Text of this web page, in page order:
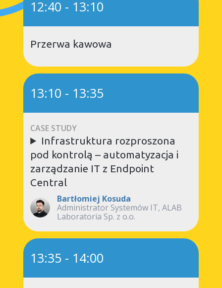
12:40 - 13:10
Przerwa kawowa
13:10 - 13:35
CASE STUDY
Infrastruktura rozproszona
pod kontrolą – automatyzacja i
zarządzanie IT z Endpoint
Central
Bartłomiej Kosuda
Administrator Systemów IT, ALAB
Laboratoria Sp. z o.o.
13:35 - 14:00